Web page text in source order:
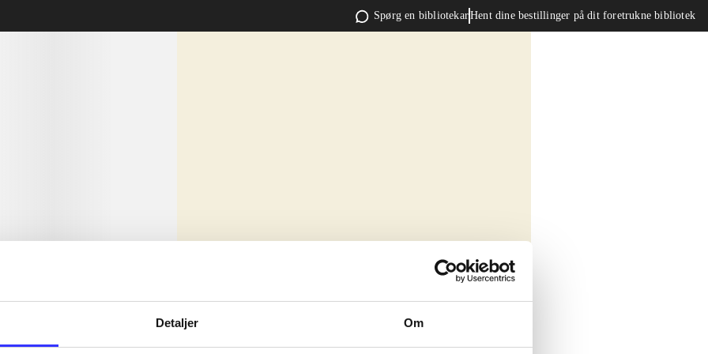
Detaljer Om
Spørg en bibliotekarHent dine bestillinger på dit foretrukne bibliotek
sit amet ...
sit amet ...